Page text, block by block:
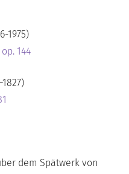
1975)
144
dem Spätwerk von